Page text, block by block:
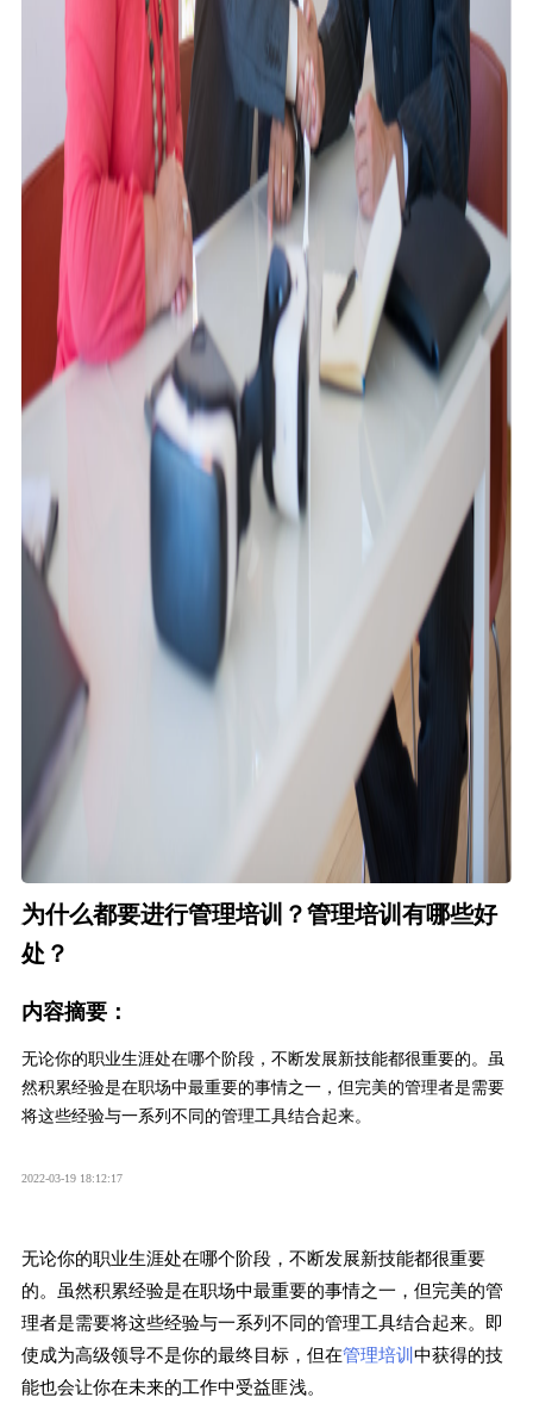
为什么都要进行管理培训？管理培训有哪些好
处？
内容摘要：
无论你的职业生涯处在哪个阶段，不断发展新技能都很重要的。虽
然积累经验是在职场中最重要的事情之一，但完美的管理者是需要
将这些经验与一系列不同的管理工具结合起来。
2022-03-19 18:12:17
无论你的职业生涯处在哪个阶段，不断发展新技能都很重要
的。虽然积累经验是在职场中最重要的事情之一，但完美的管
理者是需要将这些经验与一系列不同的管理工具结合起来。即
使成为高级领导不是你的最终目标，但在管理培训 中获得的技
能也会让你在未来的工作中受益匪浅。